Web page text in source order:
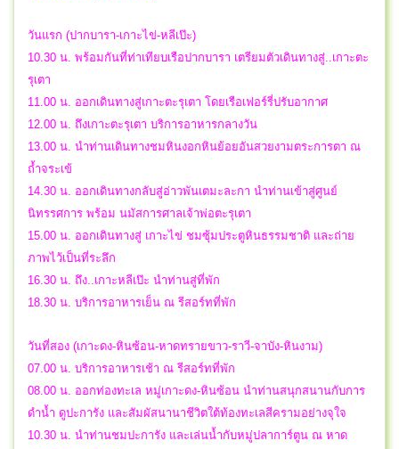
วันแรก (ปากบารา-เกาะไข่-หลีเป๊ะ)
10.30 น. พร้อมกันที่ท่าเทียบเรือปากบารา เตรียมตัวเดินทางสู่..เกาะตะ
รุเตา
11.00 น. ออกเดินทางสู่เกาะตะรุเตา โดยเรือเฟอร์รี่ปรับอากาศ
12.00 น. ถึงเกาะตะรุเตา บริการอาหารกลางวัน
13.00 น. นำท่านเดินทางชมหินงอกหินย้อยอันสวยงามตระการตา ณ
ถ้ำจระเข้
14.30 น. ออกเดินทางกลับสู่อ่าวพันเตมะละกา นำท่านเข้าสู่ศูนย์
นิทรรศการ พร้อม นมัสการศาลเจ้าพ่อตะรุเตา
15.00 น. ออกเดินทางสู่ เกาะไข่ ชมซุ้มประตูหินธรรมชาติ และถ่าย
ภาพไว้เป็นที่ระลึก
16.30 น. ถึง..เกาะหลีเป๊ะ นำท่านสู่ที่พัก
18.30 น. บริการอาหารเย็น ณ รีสอร์ทที่พัก
วันที่สอง (เกาะดง-หินซ้อน-หาดทรายขาว-ราวี-จาบัง-หินงาม)
07.00 น. บริการอาหารเช้า ณ รีสอร์ทที่พัก
08.00 น. ออกท่องทะเล หมู่เกาะดง-หินซ้อน นำท่านสนุกสนานกับการ
ดำน้ำ ดูปะการัง และสัมผัสนานาชีวิตใต้ท้องทะเลสีครามอย่างจุใจ
10.30 น. นำท่านชมปะการัง และเล่นน้ำกับหมู่ปลาการ์ตูน ณ หาด